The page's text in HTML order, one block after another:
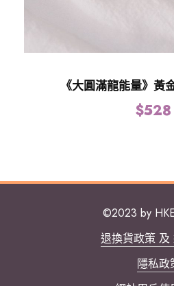
《大圓滿龍能量》黃
$528
©2023 by
退換貨政策 及
隱私政